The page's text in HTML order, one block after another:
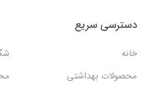
دسترسی سریع
خانه
محصولات بهداشتي